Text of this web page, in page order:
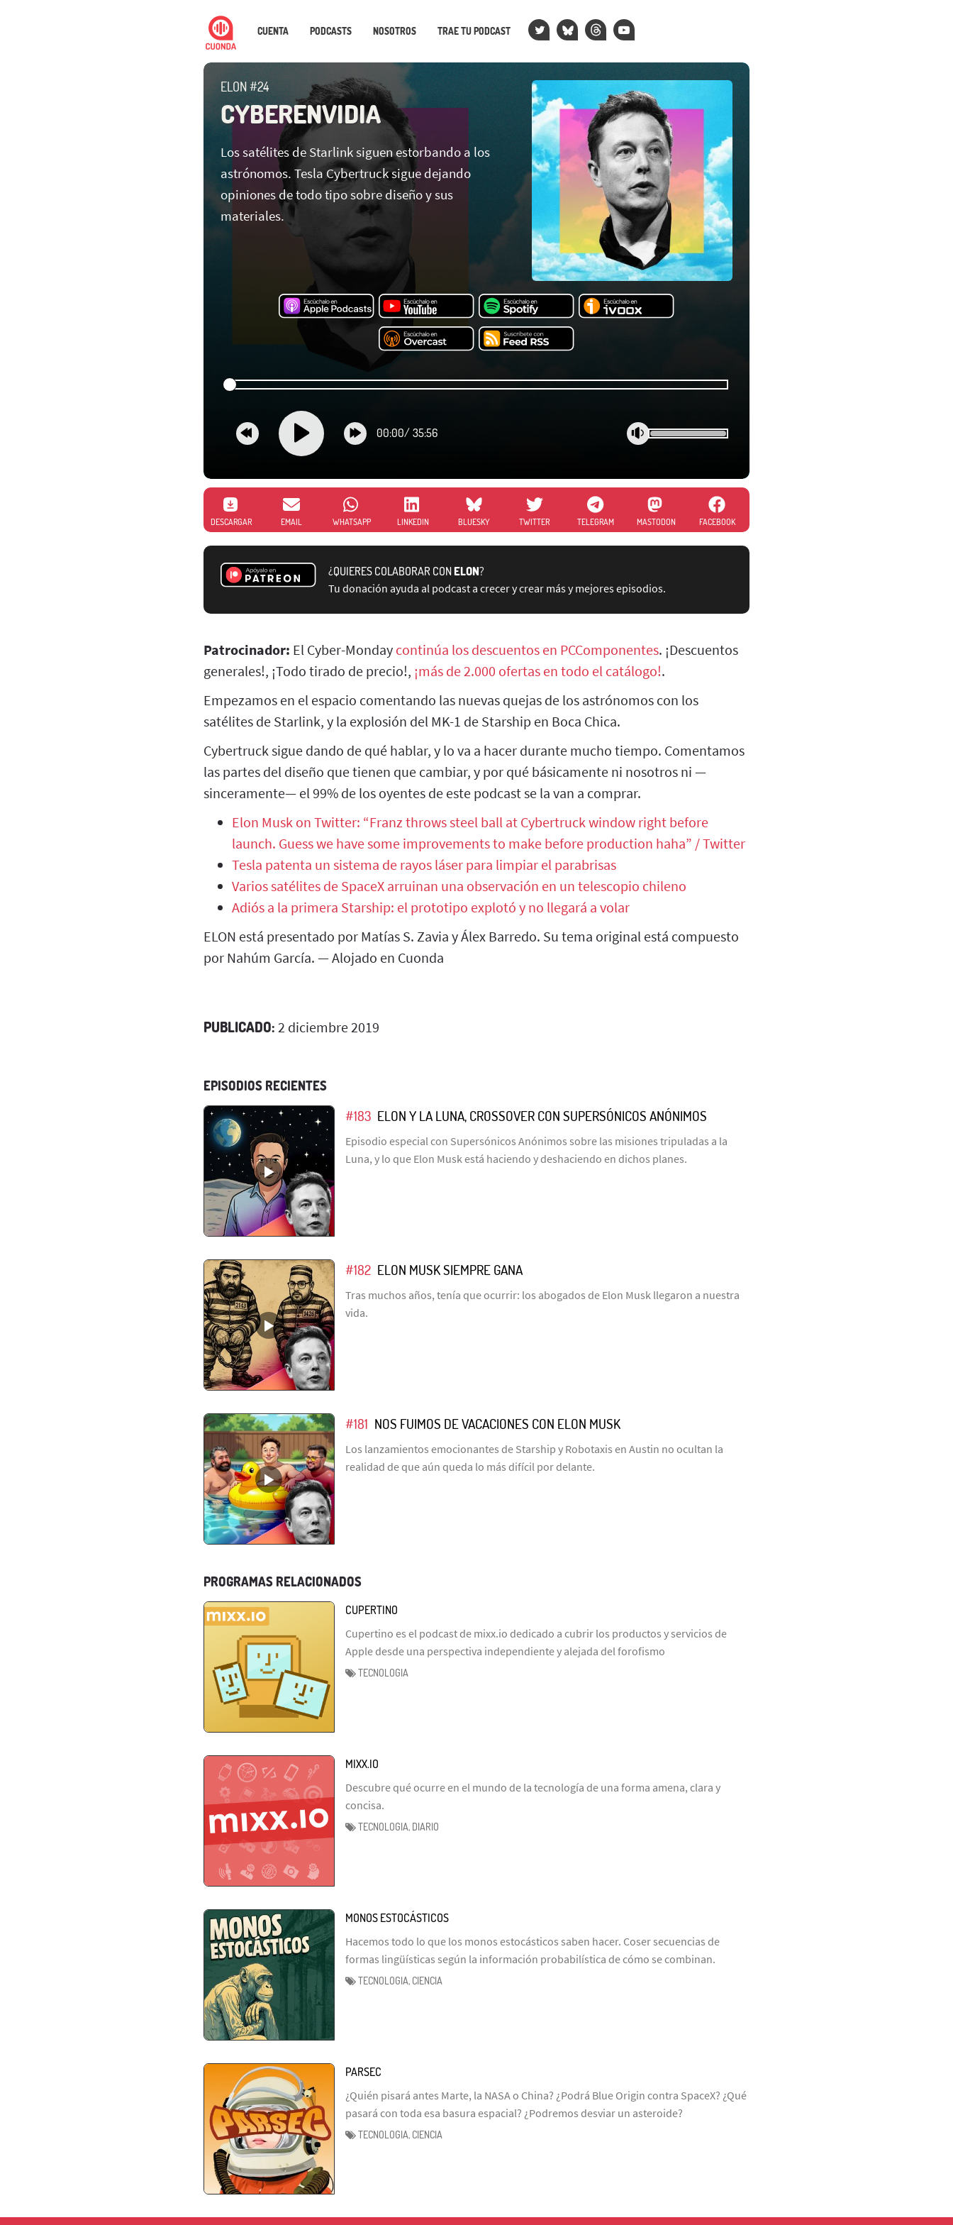
CUENTA PODCASTS NOSOTROS TRAE TU PODCAST
ELON #24
CYBERENVIDIA
Los satélites de Starlink siguen estorbando a los
astrónomos. Tesla Cybertruck sigue dejando
opiniones de todo tipo sobre diseño y sus
materiales.
00:00/ 35:56
DESCARGAR EMAIL WHATSAPP LINKEDIN BLUESKY TWITTER TELEGRAM MASTODON FACEBOOK
¿QUIERES COLABORAR CONELON?
Tu donación ayuda al podcast a crecer y crear más y mejores episodios.
Patrocinador: El Cyber-Monday continúa los descuentos en PCComponentes. ¡Descuentos
generales!, ¡Todo tirado de precio!, ¡más de 2.000 ofertas en todo el catálogo!.
Empezamos en el espacio comentando las nuevas quejas de los astrónomos con los
satélites de Starlink, y la explosión del MK-1 de Starship en Boca Chica.
Cybertruck sigue dando de qué hablar, y lo va a hacer durante mucho tiempo. Comentamos
las partes del diseño que tienen que cambiar, y por qué básicamente ni nosotros ni —
sinceramente— el 99% de los oyentes de este podcast se la van a comprar.
Elon Musk on Twitter: “Franz throws steel ball at Cybertruck window right before
launch. Guess we have some improvements to make before production haha” / Twitter
Tesla patenta un sistema de rayos láser para limpiar el parabrisas
Varios satélites de SpaceX arruinan una observación en un telescopio chileno
Adiós a la primera Starship: el prototipo explotó y no llegará a volar
ELON está presentado por Matías S. Zavia y Álex Barredo. Su tema original está compuesto
por Nahúm García. — Alojado en Cuonda
PUBLICADO: 2 diciembre 2019
EPISODIOS RECIENTES
#183 ELON Y LA LUNA, CROSSOVER CON SUPERSÓNICOS ANÓNIMOS
Episodio especial con Supersónicos Anónimos sobre las misiones tripuladas a la
Luna, y lo que Elon Musk está haciendo y deshaciendo en dichos planes.
#182 ELON MUSK SIEMPRE GANA
Tras muchos años, tenía que ocurrir: los abogados de Elon Musk llegaron a nuestra
vida.
#181 NOS FUIMOS DE VACACIONES CON ELON MUSK
Los lanzamientos emocionantes de Starship y Robotaxis en Austin no ocultan la
realidad de que aún queda lo más difícil por delante.
PROGRAMAS RELACIONADOS
CUPERTINO
Cupertino es el podcast de mixx.io dedicado a cubrir los productos y servicios de
Apple desde una perspectiva independiente y alejada del forofismo
TECNOLOGIA
MIXX.IO
Descubre qué ocurre en el mundo de la tecnología de una forma amena, clara y
concisa.
TECNOLOGIA, DIARIO
MONOS ESTOCÁSTICOS
Hacemos todo lo que los monos estocásticos saben hacer. Coser secuencias de
formas lingüísticas según la información probabilística de cómo se combinan.
TECNOLOGIA, CIENCIA
PARSEC
¿Quién pisará antes Marte, la NASA o China? ¿Podrá Blue Origin contra SpaceX? ¿Qué
pasará con toda esa basura espacial? ¿Podremos desviar un asteroide?
TECNOLOGIA, CIENCIA